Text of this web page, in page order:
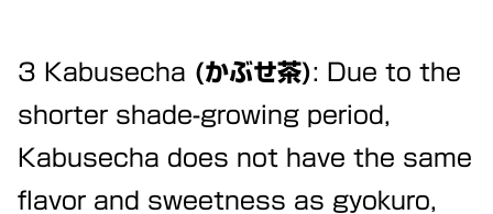
3 Kabusecha (かぶせ茶): Due to the
shorter shade-growing period,
Kabusecha does not have the same
flavor and sweetness as gyokuro,